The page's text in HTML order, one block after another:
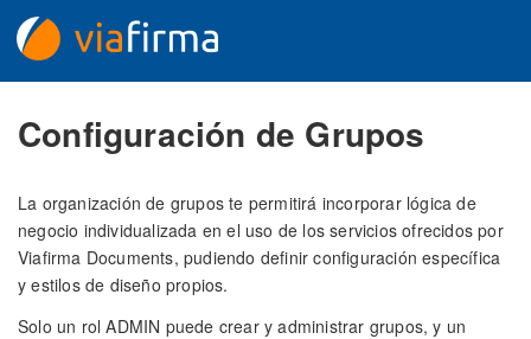
Configuración de Grupos
La organización de grupos te permitirá incorporar lógica de
negocio individualizada en el uso de los servicios ofrecidos por
Viafirma Documents, pudiendo definir configuración específica
y estilos de diseño propios.
Solo un rol ADMIN puede crear y administrar grupos, y un